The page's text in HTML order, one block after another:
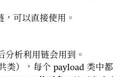
可以直接使用。
析利用链会用到。
类），每个 payload 类中都